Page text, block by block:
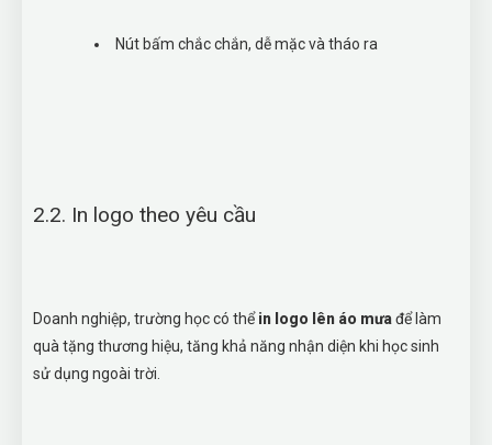
Nút bấm chắc chắn, dễ mặc và tháo ra
2.2. In logo theo yêu cầu
Doanh nghiệp, trường học có thểin logo lên áo mưađể làm
quà tặng thương hiệu, tăng khả năng nhận diện khi học sinh
sử dụng ngoài trời.